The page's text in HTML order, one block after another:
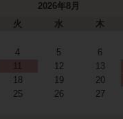
2026年8月
火 水 木
4 5 6
11 12 13
18 19 20
25 26 27